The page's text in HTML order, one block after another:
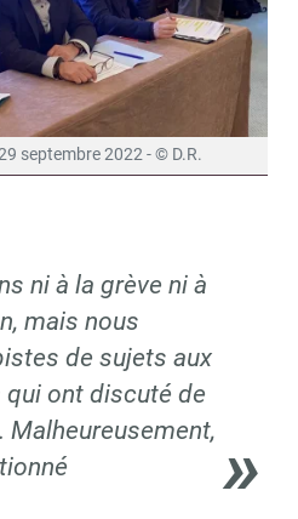
septembre 2022 - © D.R.
ni à la grève ni à
mais nous
de sujets aux
ont discuté de
Malheureusement,